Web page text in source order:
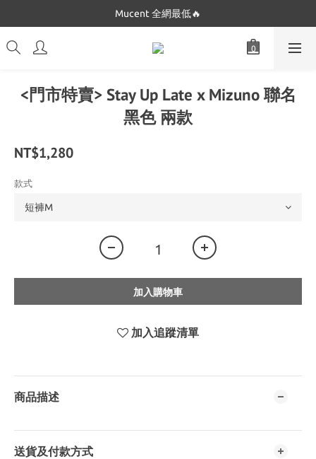
Dickies 最低只要$5XX!!
Mucent 全網最低🔥
Dickies 最低只要$5XX!!
<門市特賣> Stay Up Late x Mizuno 聯名
黑色 兩款
NT$1,280
款式
加入購物車
加入追蹤清單
商品描述
送貨及付款方式